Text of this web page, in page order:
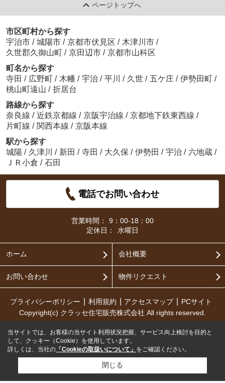
ページトップへ
市区町村から探す
宇治市 / 城陽市 / 京都市伏見区 / 木津川市 /
久世郡久御山町 / 京田辺市 / 京都市山科区
町名から探す
寺田 / 広野町 / 木幡 / 宇治 / 平川 / 久世 / 五ケ庄 / 伊勢田町 /
桃山町遠山 / 折居台
路線から探す
奈良線 / 近鉄京都線 / 京阪宇治線 / 京都地下鉄東西線 /
片町線 / 関西本線 / 京阪本線
駅から探す
城陽 / 久津川 / 新田 / 寺田 / 大久保 / 伊勢田 / 宇治 / 六地蔵 /
ＪＲ小倉 / 石田
電話でお問い合わせ
営業時間：
9：00-18：00
定休日：
水曜日
ホーム 会社概要
お問い合わせ 物件リクエスト
プライバシーポリシー 利用規約 アクセスマップ
PCサイト
Copyright(c) クラッセ住宅販売株式会社 All rights reserved.
当サイトでは、お客様の当サイト利用状況把握、サービス向上検討を目的と
して、クッキー（Cookie）を使用しています。
詳しくは、当社の 「Cookieの取扱いについて」 をご確認ください。
閉じる